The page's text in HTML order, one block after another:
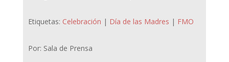
Etiquetas: Celebración | Día de las Madres | FMO
Por: Sala de Prensa